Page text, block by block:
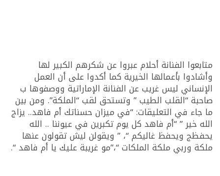
متابعوا الفنانة أحلام عبروا عن شكرهم الكبير لها
وأشادوا بأعمالها الخيرية كما أكدوا على أن العمل
الإنساني ليس غريب عن الفنانة الإماراتية ووصفوها ب
صاحبة “القلب الطيب ” وتستحق لقب “الملكة”. ومن بين
ما جاء في التعليقات: “في ميزان حسناتك أم فاهد.. يزاج
الله خير ” “أم فاهد كل يوم تكبرين في عيوننا .. الله
يحفظج ويحفظ غاليكم “، ” ويقولن ليش تقولون عنها
ملكة وربي ملكة الملكات “،”مو غريبة عليك يا أم فاهد “.